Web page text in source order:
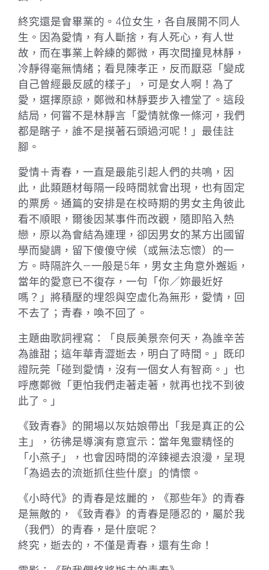
終究還是會畢業的。4位女生，各自展開不同人
生。因為愛情，有人斷捨，有人死心，有人世
故，而在事業上幹練的鄭微，再次間撞見林靜，
冷靜得毫無情緒；看見陳孝正，反而厭惡「變成
自己曾經最反感的樣子」，可是女人啊！為了
愛，選擇原諒，鄭微和林靜要步入禮堂了。這段
結局，何嘗不是林靜言「愛情就像一條河，我們
都是瞎子，誰不是摸著石頭過河呢！」最佳註
腳。
愛情＋青春，一直是最能引起人們的共鳴，因
此，此類題材每隔一段時間就會出現，也有固定
的票房。通篇的安排是在校時期的男女主角彼此
看不順眼，爾後因某事件而改觀，隨即陷入熱
戀，原以為會結為連理，卻因男女的某方出國留
學而變調，留下傻傻守候（或無法忘懷）的一
方。時隔許久—一般是5年，男女主角意外邂逅，
當年的愛意已不復存，一句「你／妳最近好
嗎？」將積壓的埋怨與空虛化為無形，愛情，回
不去了；青春，喚不回了。
主題曲歌詞裡寫：「良辰美景奈何天，為誰辛苦
為誰甜；這年華青澀逝去，明白了時間。」既印
證阮莞「碰到愛情，沒有一個女人有智商。」也
呼應鄭微「更怕我們走著走著，就再也找不到彼
此了。」
《致青春》的開場以灰姑娘帶出「我是真正的公
主」，彷彿是導演有意宣示：當年鬼靈精怪的
「小燕子」，也會因時間的淬鍊褪去浪漫，呈現
「為過去的流逝抓住些什麼」的情懷。
《小時代》的青春是炫麗的，《那些年》的青春
是無敵的，《致青春》的青春是隱忍的，屬於我
（我們）的青春，是什麼呢？
終究，逝去的，不僅是青春，還有生命！